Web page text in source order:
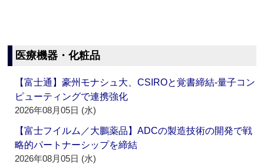
医療機器・化粧品
【富士通】豪州モナシュ大、CSIROと覚書締結‐量子コン
ピューティングで連携強化
2026年08月05日 (水)
【富士フイルム／大鵬薬品】ADCの製造技術の開発で戦
略的パートナーシップを締結
2026年08月05日 (水)